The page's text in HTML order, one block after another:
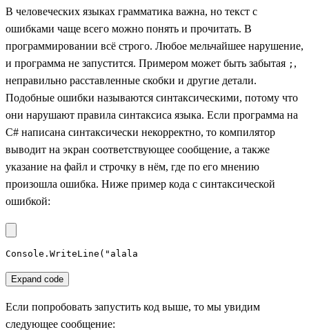
В человеческих языках грамматика важна, но текст с
ошибками чаще всего можно понять и прочитать. В
программировании всё строго. Любое мельчайшее нарушение,
и программа не запустится. Примером может быть забытая ; ,
неправильно расставленные скобки и другие детали.
Подобные ошибки называются синтаксическими, потому что
они нарушают правила синтаксиса языка. Если программа на
C# написана синтаксически некорректно, то компилятор
выводит на экран соответствующее сообщение, а также
указание на файл и строчку в нём, где по его мнению
произошла ошибка. Ниже пример кода с синтаксической
ошибкой:
Console.WriteLine("alala
Expand code
Если попробовать запустить код выше, то мы увидим
следующее сообщение: